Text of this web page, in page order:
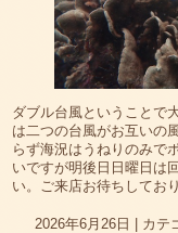
ダブル台風ということで
は二つの台風がお互いの
らず海況はうねりのみで
いですが明後日日曜日は
い。ご来店お待ちしてお
2026年6月26日 | カテ